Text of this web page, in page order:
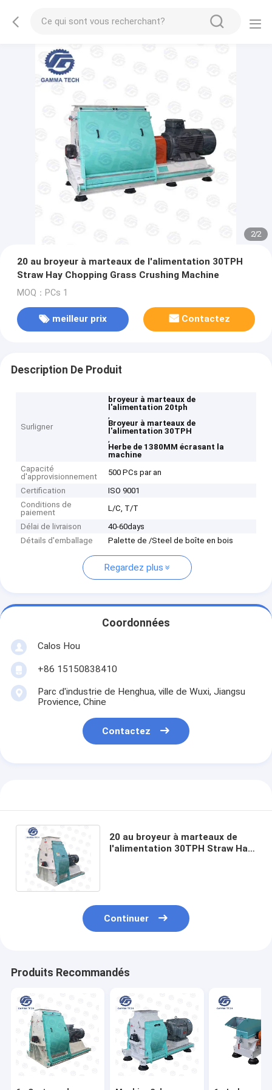
2/2
20 au broyeur à marteaux de l'alimentation 30TPH
Straw Hay Chopping Grass Crushing Machine
MOQ：PCs 1
meilleur prix Contactez
Description De Produit
Surligner
broyeur à marteaux de
l'alimentation 20tph
,
Broyeur à marteaux de
l'alimentation 30TPH
,
Herbe de 1380MM écrasant la
machine
Capacité
d'approvisionnement
500 PCs par an
Certification
ISO 9001
Conditions de
paiement
L/C, T/T
Délai de livraison
40-60days
Détails d'emballage
Palette de /Steel de boîte en bois
Regardez plus
Coordonnées
Calos Hou
+86 15150838410
Parc d'industrie de Henghua, ville de Wuxi, Jiangsu
Provience, Chine
Contactez
20 au broyeur à marteaux de
l'alimentation 30TPH Straw Hay
Continuer
Produits Recommandés